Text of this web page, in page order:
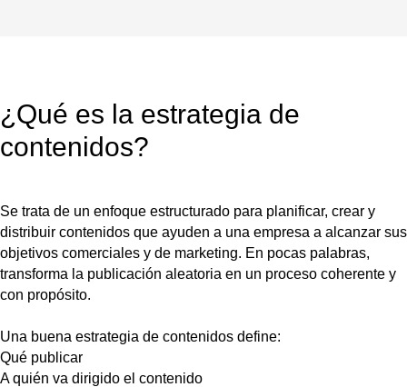
¿Qué es la estrategia de
contenidos?
Se trata de un enfoque estructurado para planificar, crear y
distribuir contenidos que ayuden a una empresa a alcanzar sus
objetivos comerciales y de marketing. En pocas palabras,
transforma la publicación aleatoria en un proceso coherente y
con propósito.
Una buena estrategia de contenidos define:
Qué publicar
A quién va dirigido el contenido